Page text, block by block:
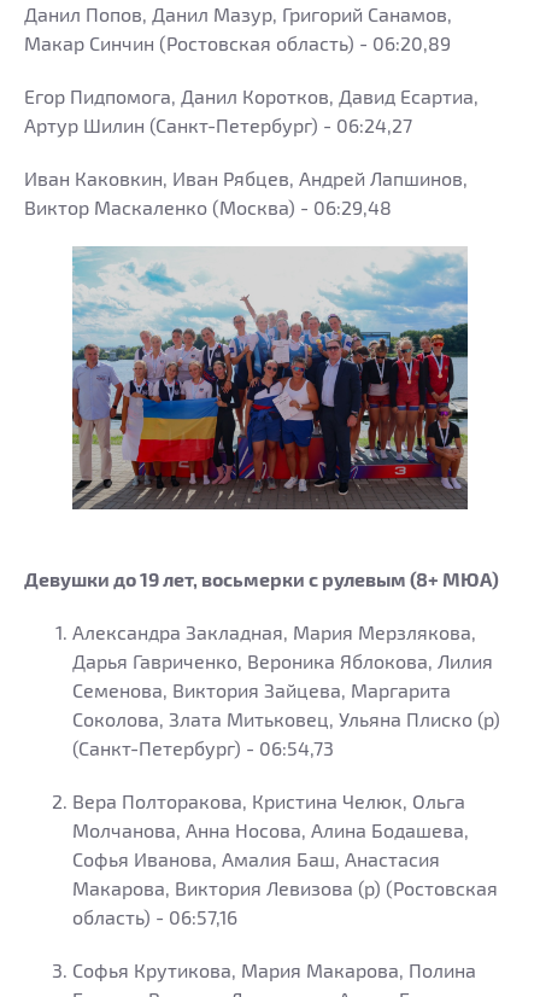
Данил Попов, Данил Мазур, Григорий Санамов,
Макар Синчин (Ростовская область) - 06:20,89
Егор Пидпомога, Данил Коротков, Давид Есартиа,
Артур Шилин (Санкт-Петербург) - 06:24,27
Иван Каковкин, Иван Рябцев, Андрей Лапшинов,
Виктор Маскаленко (Москва) - 06:29,48
Девушки до 19 лет, восьмерки с рулевым (8+ МЮА)
Александра Закладная, Мария Мерзлякова,
Дарья Гавриченко, Вероника Яблокова, Лилия
Семенова, Виктория Зайцева, Маргарита
Соколова, Злата Митьковец, Ульяна Плиско (р)
(Санкт-Петербург) - 06:54,73
Вера Полторакова, Кристина Челюк, Ольга
Молчанова, Анна Носова, Алина Бодашева,
Софья Иванова, Амалия Баш, Анастасия
Макарова, Виктория Левизова (р) (Ростовская
область) - 06:57,16
Софья Крутикова, Мария Макарова, Полина